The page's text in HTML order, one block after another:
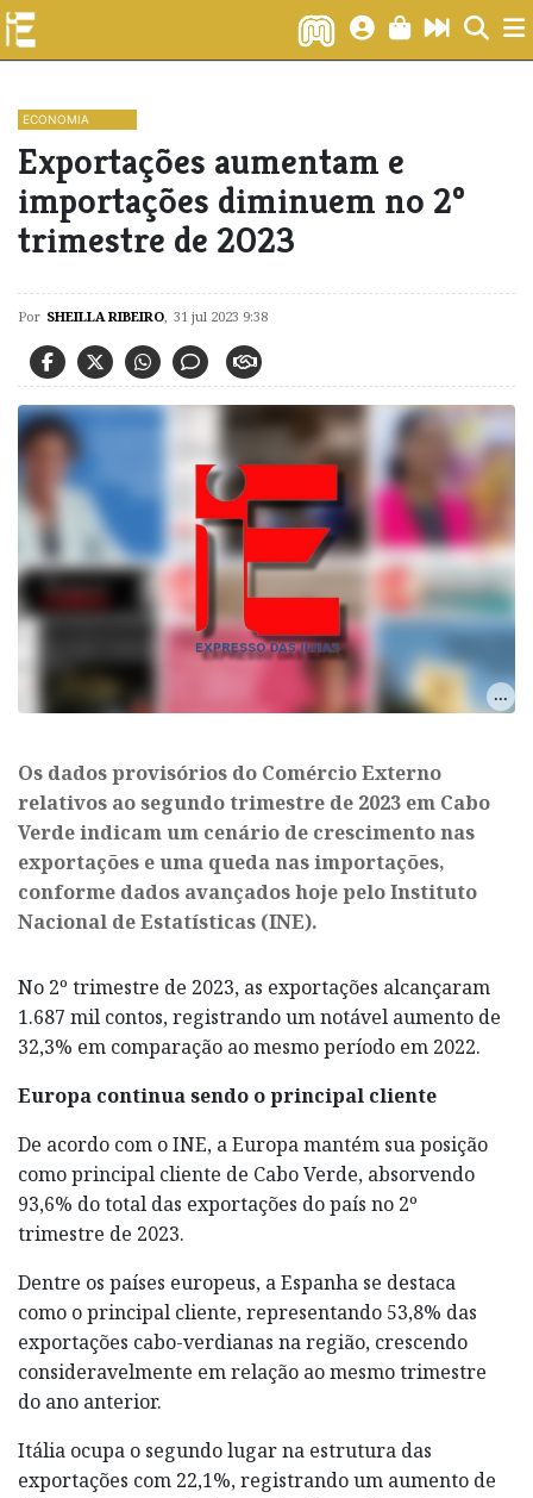
ECONOMIA
Exportações aumentam e
importações diminuem no 2º
trimestre de 2023
Por SHEILLA RIBEIRO, 31 jul 2023 9:38
Os dados provisórios do Comércio Externo
relativos ao segundo trimestre de 2023 em Cabo
Verde indicam um cenário de crescimento nas
exportações e uma queda nas importações,
conforme dados avançados hoje pelo Instituto
Nacional de Estatísticas (INE).
No 2º trimestre de 2023, as exportações alcançaram
1.687 mil contos, registrando um notável aumento de
32,3% em comparação ao mesmo período em 2022.
Europa continua sendo o principal cliente
De acordo com o INE, a Europa mantém sua posição
como principal cliente de Cabo Verde, absorvendo
93,6% do total das exportações do país no 2º
trimestre de 2023.
Dentre os países europeus, a Espanha se destaca
como o principal cliente, representando 53,8% das
exportações cabo-verdianas na região, crescendo
consideravelmente em relação ao mesmo trimestre
do ano anterior.
Itália ocupa o segundo lugar na estrutura das
exportações com 22,1%, registrando um aumento de